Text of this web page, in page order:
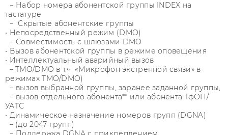
− Набор номера абонентской группы INDEX на
тастатуре
− Скрытые абонентские группы
• Непосредственный режим (DMO)
− Совместимость с шлюзами DMO
• Вызов абонентской группы в режиме оповещения
• Интеллектуальный аварийный вызов
– TMO/DMO в т.ч. «Микрофон экстренной связи» в
режимах TMO/DMO)
− вызов выбранной группы, заранее заданной группы,
− вызов отдельного абонента** или абонента ТфОП/
УАТС
• Динамическое назначение номеров групп (DGNA)
– (до 2047 групп)